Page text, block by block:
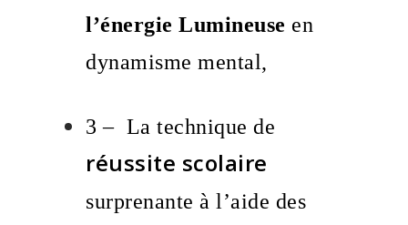
l’énergie Lumineuse en
dynamisme mental,
3 – La technique de
réussite scolaire
surprenante à l’aide des